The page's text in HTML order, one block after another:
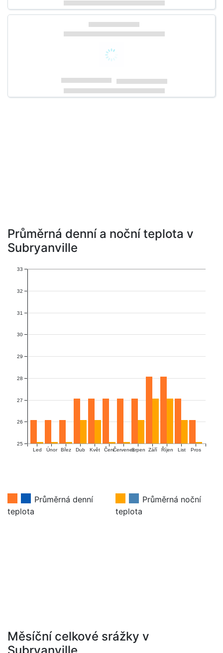
Průměrná denní a noční teplota v
Subryanville
Led Únor Břez Dub Květ ČervČervenecSrpen Září Říjen List Pros
25
26
27
28
29
30
31
32
33
Průměrná denní
teplota
Průměrná noční
teplota
Měsíční celkové srážky v